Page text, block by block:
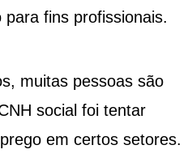
fins profissionais.
muitas pessoas são
social foi tentar
em certos setores.